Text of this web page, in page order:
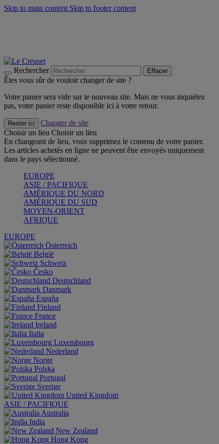
Skip to main content Skip to footer content
Rechercher Effacer
Êtes vous sûr de vouloir changer de site ?
Votre panier sera vide sur le nouveau site. Mais ne vous inquiétez
pas, votre panier reste disponible ici à votre retour.
Rester ici
Changer de site
Choisir un lieu Choisir un lieu
En changeant de lieu, vous supprimez le contenu de votre panier.
Les articles achetés en ligne ne peuvent être envoyés uniquement
dans le pays sélectionné.
EUROPE
ASIE / PACIFIQUE
AMÉRIQUE DU NORD
AMÉRIQUE DU SUD
MOYEN-ORIENT
AFRIQUE
EUROPE
Österreich
België
Schweiz
Česko
Deutschland
Danmark
España
Finland
France
Ireland
Italia
Luxembourg
Nederland
Norge
Polska
Portugal
Sverige
United Kingdom
ASIE / PACIFIQUE
Australia
India
New Zealand
Hong Kong